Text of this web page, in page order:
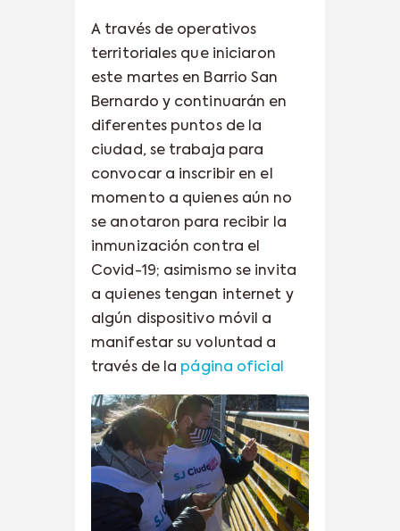
A través de operativos
territoriales que iniciaron
este martes en Barrio San
Bernardo y continuarán en
diferentes puntos de la
ciudad, se trabaja para
convocar a inscribir en el
momento a quienes aún no
se anotaron para recibir la
inmunización contra el
Covid-19; asimismo se invita
a quienes tengan internet y
algún dispositivo móvil a
manifestar su voluntad a
través de la página oficial